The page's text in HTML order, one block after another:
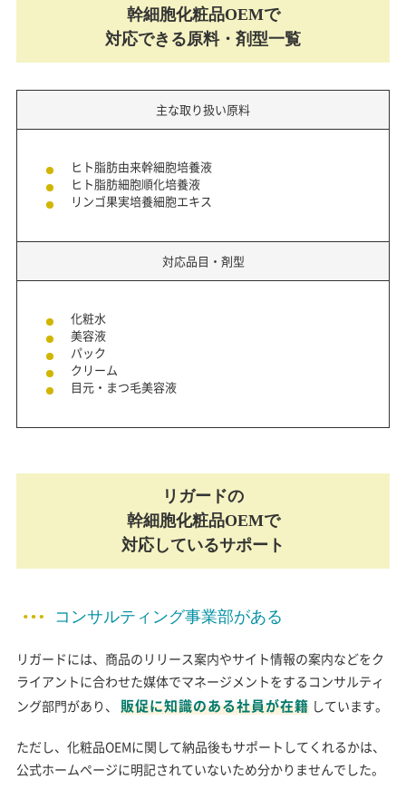
幹細胞化粧品OEMで
対応できる原料・剤型一覧
主な取り扱い原料
ヒト脂肪由来幹細胞培養液
ヒト脂肪細胞順化培養液
リンゴ果実培養細胞エキス
対応品目・剤型
化粧水
美容液
パック
クリーム
目元・まつ毛美容液
リガードの
幹細胞化粧品OEMで
対応しているサポート
コンサルティング事業部がある
リガードには、商品のリリース案内やサイト情報の案内などをク
ライアントに合わせた媒体でマネージメントをするコンサルティ
ング部門があり、
販促に知識のある社員が在籍 しています。
ただし、化粧品OEMに関して納品後もサポートしてくれるかは、
公式ホームページに明記されていないため分かりませんでした。